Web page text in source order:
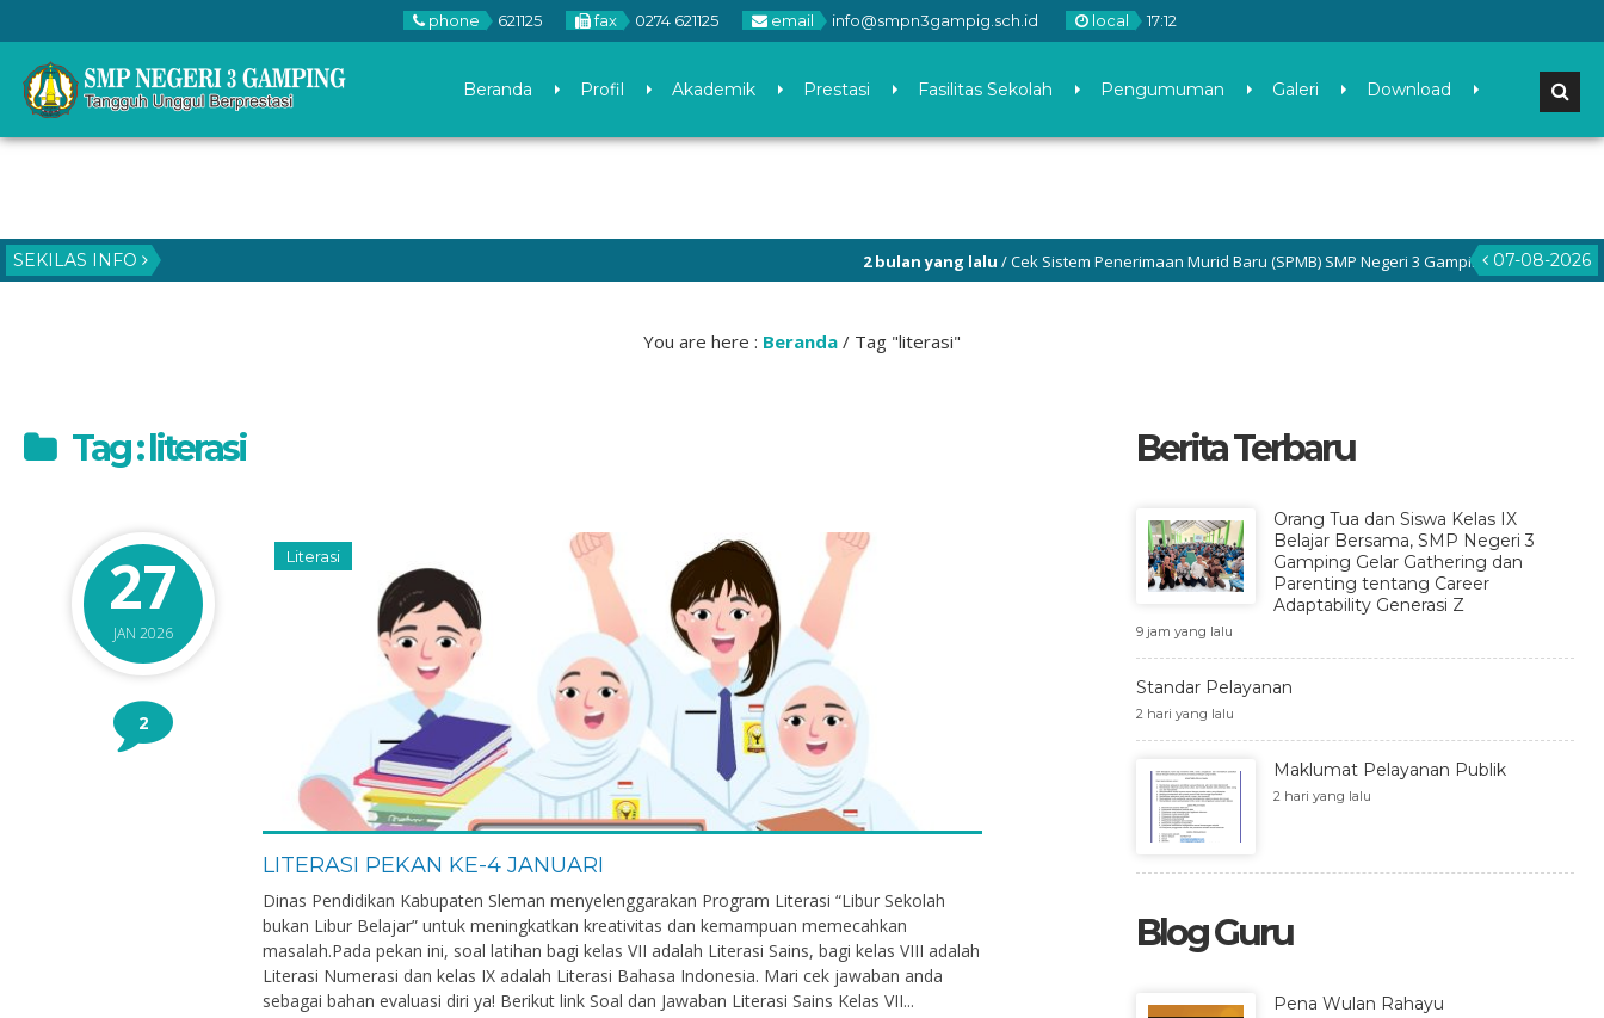
phone 621125 fax 0274 621125 email info@smpn3gampig.sch.id local 17:12
Beranda Profil Akademik Prestasi Fasilitas Sekolah Pengumuman Galeri Download
SEKILAS INFO 07-08-2026
2 bulan yang lalu/ Cek Sistem Penerimaan Murid Baru (SPMB) SMP Negeri 3 Gamping di menu
You are here : Beranda / Tag "literasi"
Tag : literasi
27
JAN 2026
2
Literasi
LITERASI PEKAN KE-4 JANUARI
Dinas Pendidikan Kabupaten Sleman menyelenggarakan Program Literasi “Libur Sekolah
bukan Libur Belajar” untuk meningkatkan kreativitas dan kemampuan memecahkan
masalah.Pada pekan ini, soal latihan bagi kelas VII adalah Literasi Sains, bagi kelas VIII adalah
Literasi Numerasi dan kelas IX adalah Literasi Bahasa Indonesia. Mari cek jawaban anda
sebagai bahan evaluasi diri ya! Berikut link Soal dan Jawaban Literasi Sains Kelas VII...
Berita Terbaru
Orang Tua dan Siswa Kelas IX
Belajar Bersama, SMP Negeri 3
Gamping Gelar Gathering dan
Parenting tentang Career
Adaptability Generasi Z
9 jam yang lalu
Standar Pelayanan
2 hari yang lalu
Maklumat Pelayanan Publik
2 hari yang lalu
Blog Guru
Pena Wulan Rahayu